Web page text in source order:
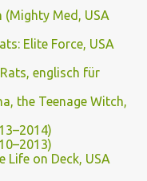
(Mighty Med, USA
Elite Force, USA
englisch für
the Teenage Witch,
Life on Deck, USA